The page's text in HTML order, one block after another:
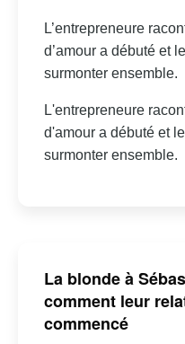
L’entrepreneure
d’amour a débuté et
surmonter ensemble.
L'entrepreneure
d'amour a débuté et
surmonter ensemble.
La blonde à
comment leur
commencé